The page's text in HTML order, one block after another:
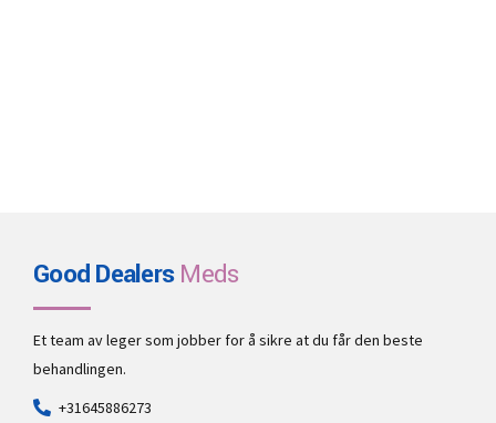
Good DealersMeds
Et team av leger som jobber for å sikre at du får den beste
behandlingen.
+31645886273